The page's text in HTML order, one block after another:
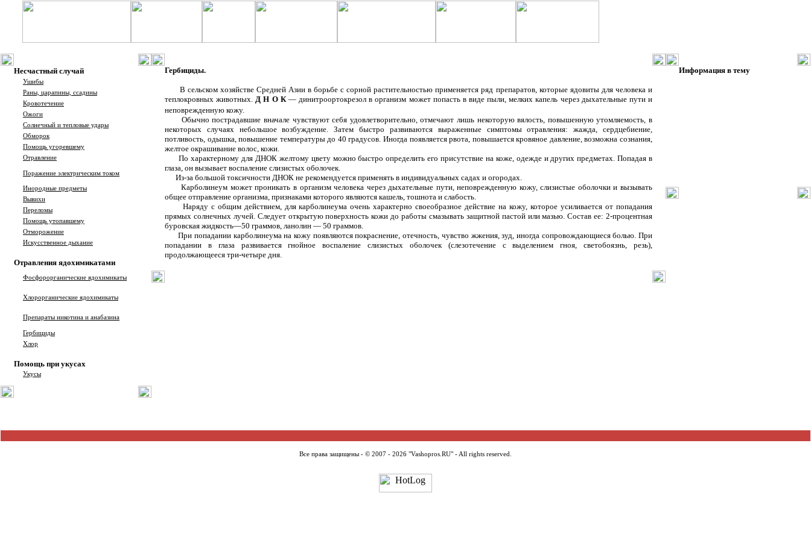
Несчастный случай
Ушибы
Раны, царапины, ссадины
Кровотечение
Ожоги
Солнечный и тепловые удары
Обморок
Помощь угоревшему
Отравление
Поражение электрическим током
Инородные предметы
Вывихи
Переломы
Помощь утопавшему
Отморожение
Искусственное дыхание
Отравления ядохимикатами
Фосфорорганические ядохимикаты
Хлорорганические ядохимикаты
Препараты никотина и анабазина
Гербициды
Хлор
Помощь при укусах
Укусы
Гербициды.
В сельском хозяйстве Средней Азии в борьбе с сорной растительностью применяется ряд препаратов, которые ядовиты для человека и
теплокровных животных.Д Н О К— динитроортокрезол в организм может попасть в виде пыли, мелких капель через дыхательные пути и
неповрежденную кожу.
Обычно пострадавшие вначале чувствуют себя удовлетворительно, отмечают лишь некоторую вялость, повышенную утомляемость, в
некоторых случаях небольшое возбуждение. Затем быстро развиваются выраженные симптомы отравления: жажда, сердцебиение,
потливость, одышка, повышение температуры до 40 градусов. Иногда появляется рвота, повышается кровяное давление, возможна сознания,
желтое окрашивание волос, кожи.
По характерному для ДНОК желтому цвету можно быстро определить его присутствие на коже, одежде и других предметах. Попадая в
глаза, он вызывает воспаление слизистых оболочек.
Из-за большой токсичности ДНОК не рекомендуется применять в индивидуальных садах и огородах.
Карболинеум может проникать в организм человека через дыхательные пути, неповрежденную кожу, слизистые оболочки и вызывать
общее отправление организма, признаками которого являются кашель, тошнота и слабость.
Наряду с общим действием, для карболинеума очень характерно своеобразное действие на кожу, которое усиливается от попадания
прямых солнечных лучей. Следует открытую поверхность кожи до работы смазывать защитной пастой или мазью. Состав ее: 2-процентная
буровская жидкость—50 граммов, ланолин — 50 граммов.
При попадании карболинеума на кожу появляются покраснение, отечность, чувство жжения, зуд, иногда сопровождающиеся болью. При
попадании в глаза развивается гнойное воспаление слизистых оболочек (слезотечение с выделением гноя, светобоязнь, резь),
продолжающееся три-четыре дня.
Информация в тему
Все права защищены - © 2007 - 2026 "Vashopros.RU" - All rights reserved.